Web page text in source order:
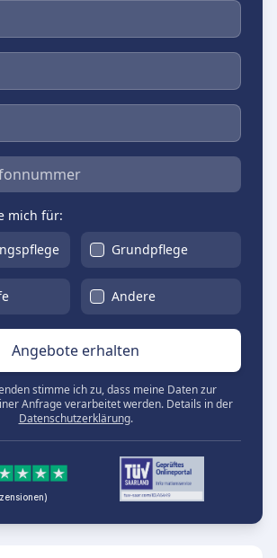
mich für:
Grundpflege
Andere
Angebote erhalten
stimme ich zu, dass meine Daten zur
Anfrage verarbeitet werden. Details in der
Datenschutzerklärung.